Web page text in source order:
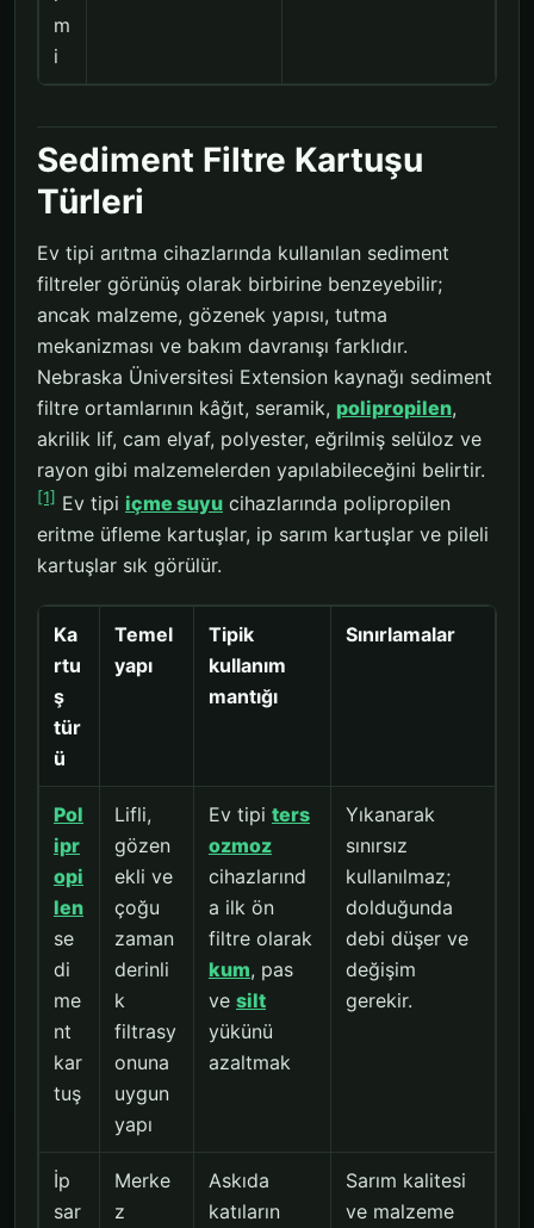
m
i
Sediment Filtre Kartuşu
Türleri
Ev tipi arıtma cihazlarında kullanılan sediment
filtreler görünüş olarak birbirine benzeyebilir;
ancak malzeme, gözenek yapısı, tutma
mekanizması ve bakım davranışı farklıdır.
Nebraska Üniversitesi Extension kaynağı sediment
filtre ortamlarının kâğıt, seramik, polipropilen,
akrilik lif, cam elyaf, polyester, eğrilmiş selüloz ve
rayon gibi malzemelerden yapılabileceğini belirtir.
[1] Ev tipi içme suyu cihazlarında polipropilen
eritme üfleme kartuşlar, ip sarım kartuşlar ve pileli
kartuşlar sık görülür.
Ka
rtu
ş
tür
ü
Temel
yapı
Tipik
kullanım
mantığı
Sınırlamalar
Pol
ipr
opi
len
se
di
me
nt
kar
tuş
Lifli,
gözen
ekli ve
çoğu
zaman
derinli
k
filtrasy
onuna
uygun
yapı
Ev tipi ters
ozmoz
cihazlarınd
a ilk ön
filtre olarak
kum, pas
ve silt
yükünü
azaltmak
Yıkanarak
sınırsız
kullanılmaz;
dolduğunda
debi düşer ve
değişim
gerekir.
İp
sar
Merke
z
Askıda
katıların
Sarım kalitesi
ve malzeme